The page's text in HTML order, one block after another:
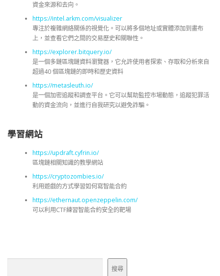
資金來源和去向。
https://intel.arkm.com/visualizer
專注於複雜網絡關係的視覺化。可以將多個地址或實體添加到畫布
上，並查看它們之間的交易歷史和關聯性。
https://explorer.bitquery.io/
是一個多鏈區塊鏈資料瀏覽器，它允許使用者探索、存取和分析來自
超過40 個區塊鏈的即時和歷史資料
https://metasleuth.io/
是一個加密追蹤和調查平台。它可以幫助監控市場動態，追蹤犯罪活
動的資金流向，並進行自我研究以避免詐騙。
學習網站
https://updraft.cyfrin.io/
區塊鏈相關知識的教學網站
https://cryptozombies.io/
利用遊戲的方式學習如何寫智能合約
https://ethernaut.openzeppelin.com/
可以利用CTF練習智能合約安全的靶場
搜尋